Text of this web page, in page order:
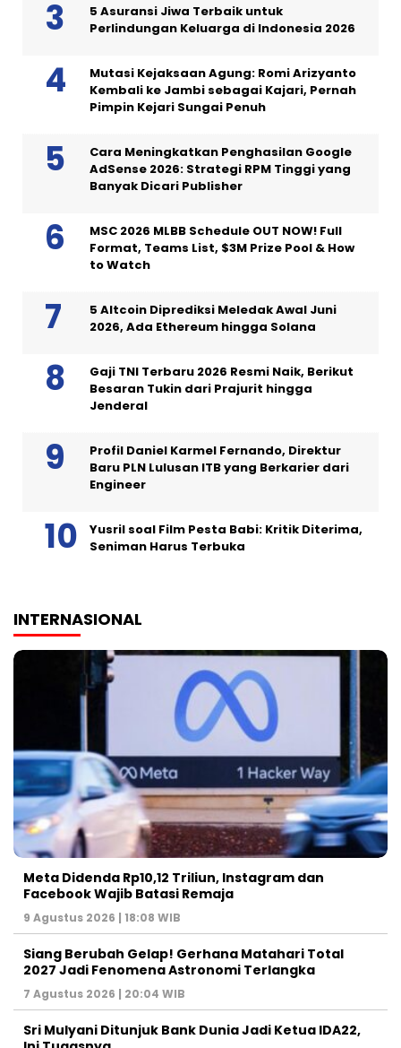
5 Asuransi Jiwa Terbaik untuk
Perlindungan Keluarga di Indonesia 2026
Mutasi Kejaksaan Agung: Romi Arizyanto
Kembali ke Jambi sebagai Kajari, Pernah
Pimpin Kejari Sungai Penuh
Cara Meningkatkan Penghasilan Google
AdSense 2026: Strategi RPM Tinggi yang
Banyak Dicari Publisher
MSC 2026 MLBB Schedule OUT NOW! Full
Format, Teams List, $3M Prize Pool & How
to Watch
5 Altcoin Diprediksi Meledak Awal Juni
2026, Ada Ethereum hingga Solana
Gaji TNI Terbaru 2026 Resmi Naik, Berikut
Besaran Tukin dari Prajurit hingga
Jenderal
Profil Daniel Karmel Fernando, Direktur
Baru PLN Lulusan ITB yang Berkarier dari
Engineer
Yusril soal Film Pesta Babi: Kritik Diterima,
Seniman Harus Terbuka
INTERNASIONAL
Meta Didenda Rp10,12 Triliun, Instagram dan
Facebook Wajib Batasi Remaja
9 Agustus 2026 | 18:08 WIB
Siang Berubah Gelap! Gerhana Matahari Total
2027 Jadi Fenomena Astronomi Terlangka
7 Agustus 2026 | 20:04 WIB
Sri Mulyani Ditunjuk Bank Dunia Jadi Ketua IDA22,